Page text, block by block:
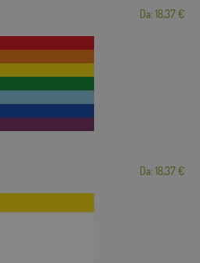
Da: 18,37 €
Da: 18,37 €